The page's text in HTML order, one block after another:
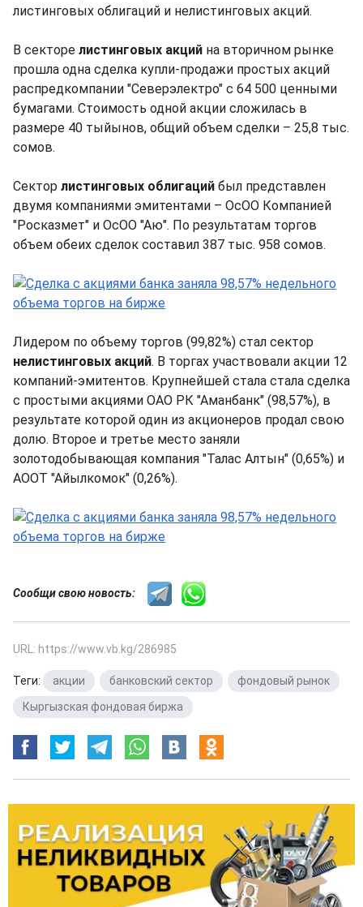
листинговых облигаций и нелистинговых акций.
В секторе листинговых акций на вторичном рынке
прошла одна сделка купли-продажи простых акций
распредкомпании "Северэлектро" с 64 500 ценными
бумагами. Стоимость одной акции сложилась в
размере 40 тыйынов, общий объем сделки – 25,8 тыс.
сомов.
Сектор листинговых облигаций был представлен
двумя компаниями эмитентами – ОсОО Компанией
"Росказмет" и ОсОО "Аю". По результатам торгов
объем обеих сделок составил 387 тыс. 958 сомов.
Лидером по объему торгов (99,82%) стал сектор
нелистинговых акций. В торгах участвовали акции 12
компаний-эмитентов. Крупнейшей стала стала сделка
с простыми акциями ОАО РК "Аманбанк" (98,57%), в
результате которой один из акционеров продал свою
долю. Второе и третье место заняли
золотодобывающая компания "Талас Алтын" (0,65%) и
АООТ "Айылкомок" (0,26%).
Сообщи свою новость:
URL: https://www.vb.kg/286985
Теги: акции банковский сектор фондовый рынок
Кыргызская фондовая биржа